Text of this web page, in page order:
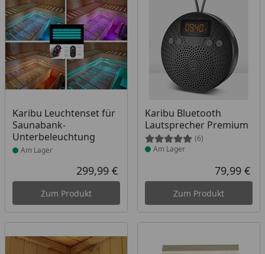
Karibu Leuchtenset für
Saunabank-
Unterbeleuchtung
Produkt am Lager
Am Lager
Aktueller Preis
299,99 €
Zum Produkt
Karibu Bluetooth
Lautsprecher Premium
(6)
Produkt am Lager
Am Lager
79,99 €
Zum Produkt